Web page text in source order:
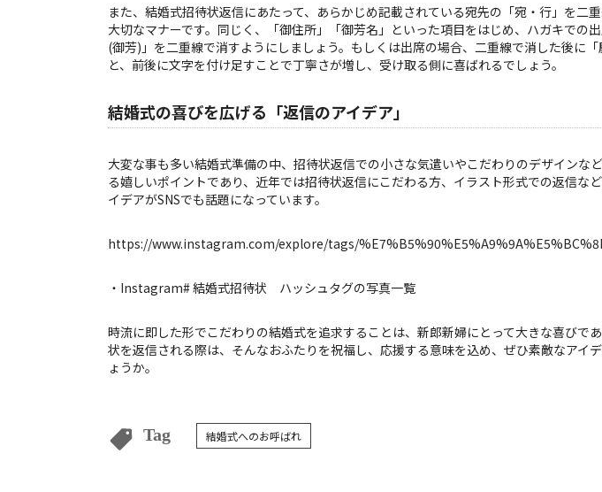
また、結婚式招待状返信にあたって、あらかじめ記載されている宛先の「宛・行」を二
大切なマナーです。同じく、「御住所」「御芳名」といった項目をはじめ、ハガキでの
(御芳)」を二重線で消すようにしましょう。もしくは出席の場合、二重線で消した後に「
と、前後に文字を付け足すことで丁寧さが増し、受け取る側に喜ばれるでしょう。
結婚式の喜びを広げる「返信のアイデア」
大変な事も多い結婚式準備の中、招待状返信での小さな気遣いやこだわりのデザインな
る嬉しいポイントであり、近年では招待状返信にこだわる方、イラスト形式での返信な
イデアがSNSでも話題になっています。
https://www.instagram.com/explore/tags/
・Instagram# 結婚式招待状 ハッシュタグの写真一覧
時流に即した形でこだわりの結婚式を追求することは、新郎新婦にとって大きな喜びで
状を返信される際は、そんなおふたりを祝福し、応援する意味を込め、ぜひ素敵なアイ
ょうか。
Tag 結婚式へのお呼ばれ